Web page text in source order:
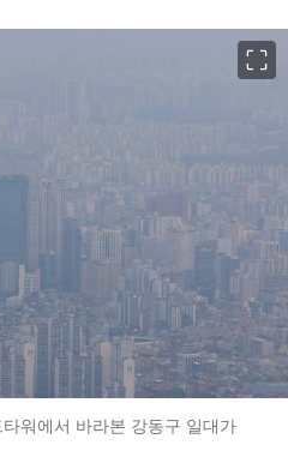
워에서 바라본 강동구 일대가